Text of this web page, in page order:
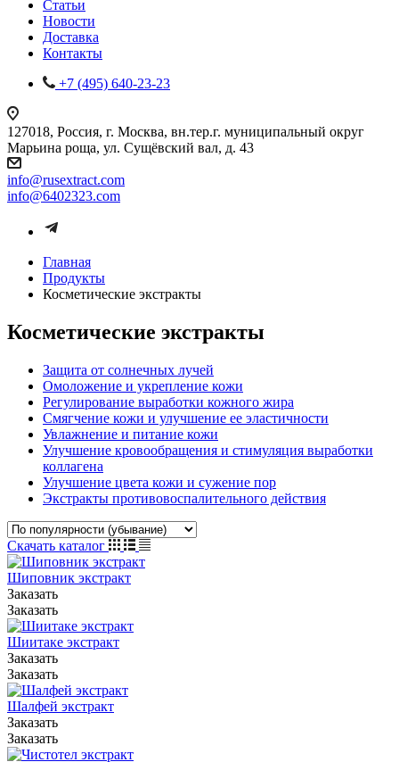
Статьи
Новости
Доставка
Контакты
+7 (495) 640-23-23
127018, Россия, г. Москва, вн.тер.г. муниципальный округ
Марьина роща, ул. Сущёвский вал, д. 43
info@rusextract.com
info@6402323.com
Главная
Продукты
Косметические экстракты
Косметические экстракты
Защита от солнечных лучей
Омоложение и укрепление кожи
Регулирование выработки кожного жира
Смягчение кожи и улучшение ее эластичности
Увлажнение и питание кожи
Улучшение кровообращения и стимуляция выработки
коллагена
Улучшение цвета кожи и сужение пор
Экстракты противовоспалительного действия
Скачать каталог
Шиповник экстракт
Заказать
Заказать
Шиитаке экстракт
Заказать
Заказать
Шалфей экстракт
Заказать
Заказать